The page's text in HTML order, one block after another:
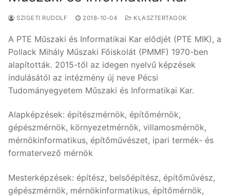
SZIGETI RUDOLF 2018-10-04 KLASZTERTAGOK
A PTE Műszaki és Informatikai Kar elődjét (PTE MIK), a
Pollack Mihály Műszaki Főiskolát (PMMF) 1970-ben
alapították. 2015-től az idegen nyelvű képzések
indulásától az intézmény új neve Pécsi
Tudományegyetem Műszaki és Informatikai Kar.
Alapképzések: építészmérnök, építőmérnök,
gépészmérnök, környezetmérnök, villamosmérnök,
mérnökinformatikus, építőművészet, ipari termék- és
formatervező mérnök
Mesterképzések: építész, belsőépítész, építőművész,
gépészmérnök, mérnökinformatikus, építőmérnök,